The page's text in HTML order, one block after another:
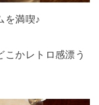
を満喫♪
こかレトロ感漂う